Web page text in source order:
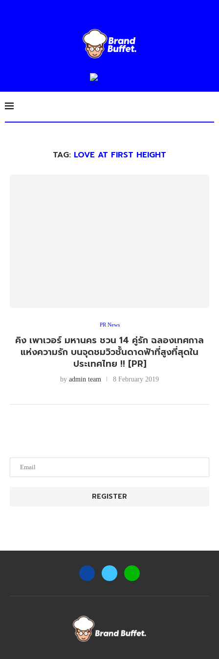
TAG: LOVE AT FIRST HEIGHT
PR News
คิง เพาเวอร์ มหานคร ชวน 14 คู่รัก ฉลองเทศกาล
แห่งความรัก บนจุดชมวิวชั้นดาดฟ้าที่สูงที่สุดใน
ประเทศไทย !! [PR]
by admin team 8 February 2019